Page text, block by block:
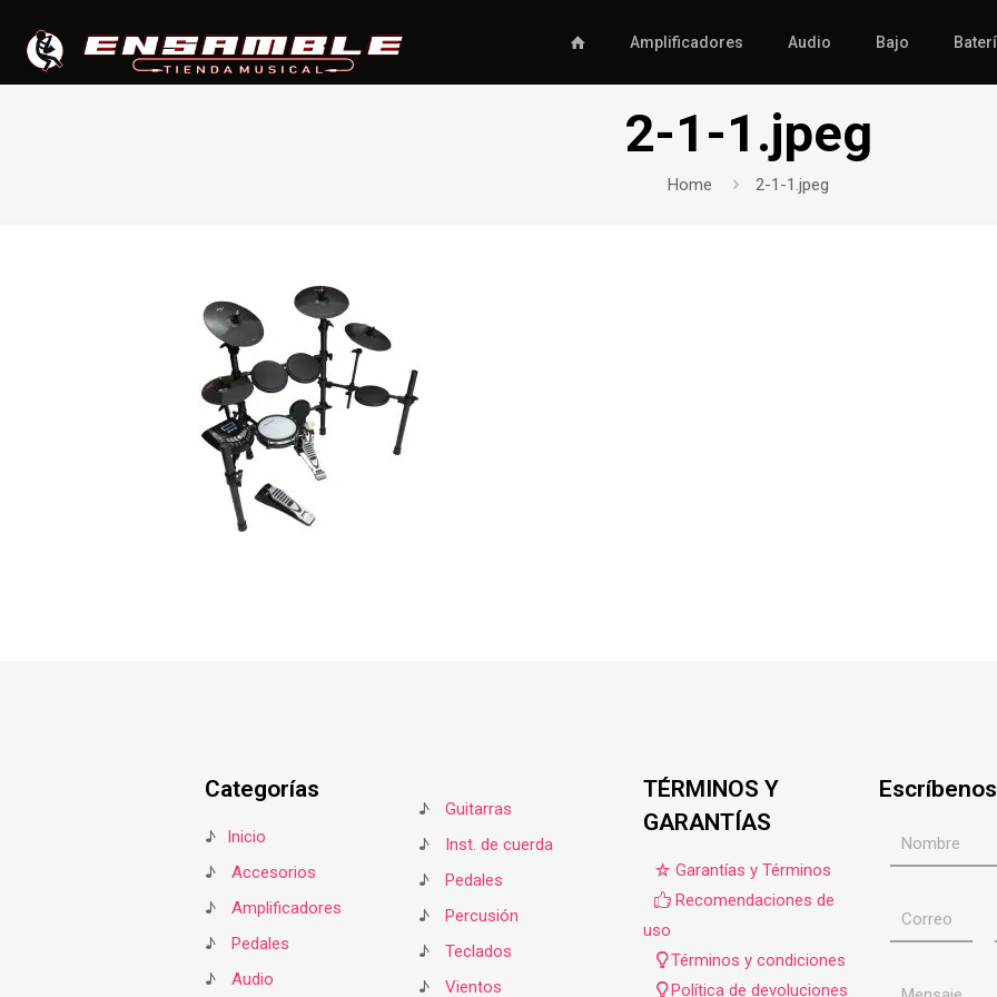
Amplificadores Audio Bajo
2-1-1.jpeg
Home 2-1-1.jpeg
Categorías
♪
Inicio
♪
Accesorios
♪
Amplificadores
♪
Pedales
♪
Audio
♪
Guitarras
♪
Inst. de cuerda
♪
Pedales
♪
Percusión
♪
Teclados
♪
Vientos
TÉRMINOS Y
GARANTÍAS
Garantías y Términos
Recomendaciones de
uso
Términos y condiciones
Política de devoluciones
Escríbenos